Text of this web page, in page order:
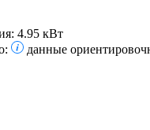
4.95 кВт
данные